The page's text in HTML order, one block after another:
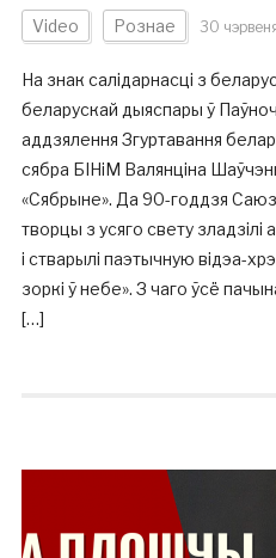
Video Рознае 30
На знак салідарнасці з
беларускай дыяспары ў
аддзялення Згуртавання
сябра БІНіМ Валянціна
«Сябрыне». Да 90-годдзя
творцы з усяго свету
і стварылі паэтычную відэа-
зоркі ў небе». З чаго ўсё
[…]